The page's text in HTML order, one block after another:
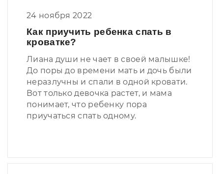
24 ноября 2022
Как приучить ребенка спать в
кроватке?
Лиана души не чает в своей малышке!
До поры до времени мать и дочь были
неразлучны и спали в одной кровати.
Вот только девочка растет, и мама
понимает, что ребенку пора
приучаться спать одному.